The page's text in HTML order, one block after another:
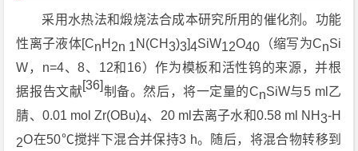
采用水热法和煅烧法合成本研究所用的催化剂。功能
性离子液体[CnH 2n 1N(CH 3)3]4SiW12O40 （缩写为CnSi
W，n=4、8、12和16）作为模板和活性钨的来源，并根
据报告文献[36]制备。然后，将一定量的CnSiW与5 ml乙
腈、0.01 mol Zr(OBu)4、20 ml去离子水和0.58 ml NH3-H
2O在50℃搅拌下混合并保持3 h。随后，将混合物转移到